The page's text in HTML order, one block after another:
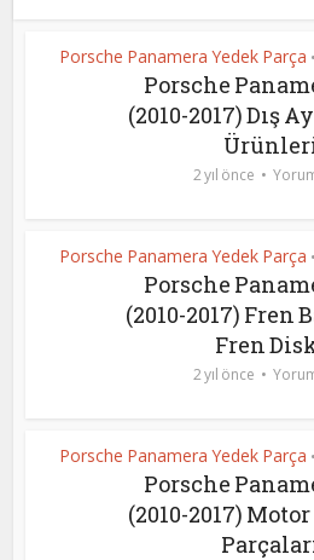
Porsche Panamera Yedek Parça •
Porsche
(2010-2017) Dış
2 yıl önce
Porsche Panamera Yedek Parça •
Porsche
(2010-2017) Fren
Fren
2 yıl önce
Porsche Panamera Yedek Parça •
Porsche
(2010-2017)